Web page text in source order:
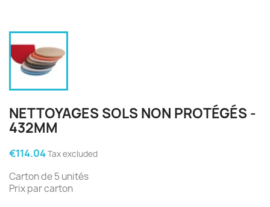
NETTOYAGES SOLS NON PROTÉGÉS -
432MM
€114.04Tax excluded
Carton de 5 unités
Prix par carton